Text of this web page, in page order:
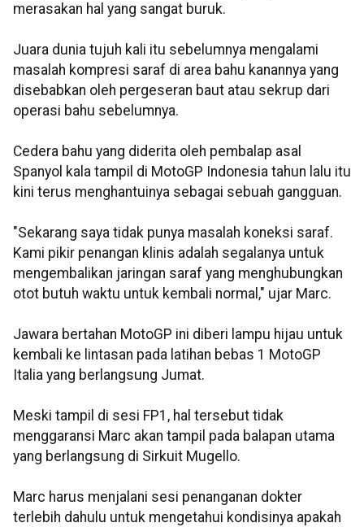
merasakan hal yang sangat buruk.
Juara dunia tujuh kali itu sebelumnya mengalami
masalah kompresi saraf di area bahu kanannya yang
disebabkan oleh pergeseran baut atau sekrup dari
operasi bahu sebelumnya.
Cedera bahu yang diderita oleh pembalap asal
Spanyol kala tampil di MotoGP Indonesia tahun lalu itu
kini terus menghantuinya sebagai sebuah gangguan.
"Sekarang saya tidak punya masalah koneksi saraf.
Kami pikir penangan klinis adalah segalanya untuk
mengembalikan jaringan saraf yang menghubungkan
otot butuh waktu untuk kembali normal," ujar Marc.
Jawara bertahan MotoGP ini diberi lampu hijau untuk
kembali ke lintasan pada latihan bebas 1 MotoGP
Italia yang berlangsung Jumat.
Meski tampil di sesi FP1, hal tersebut tidak
menggaransi Marc akan tampil pada balapan utama
yang berlangsung di Sirkuit Mugello.
Marc harus menjalani sesi penanganan dokter
terlebih dahulu untuk mengetahui kondisinya apakah